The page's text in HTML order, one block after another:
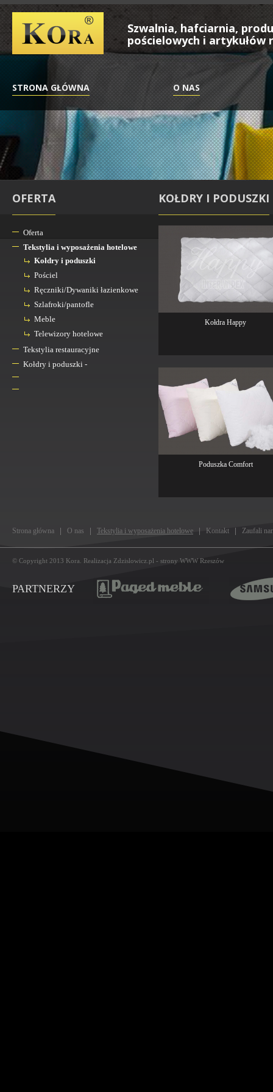
Szwalnia, hafciarnia,
pościelowych i artykułów
STRONA GŁÓWNA O NAS
OFERTA
Oferta
Tekstylia i wyposażenia hotelowe
Kołdry i poduszki
Pościel
Ręczniki/Dywaniki łazienkowe
Szlafroki/pantofle
Meble
Telewizory hotelowe
Tekstylia restauracyjne
Kołdry i poduszki -
KOŁDRY I PODUSZKI
Kołdra Happy
Poduszka Comfort
Strona główna O nas Tekstylia i wyposażenia hotelowe Kontakt Zaufali
© Copyright 2013 Kora . Realizacja Zdzislowicz.pl - strony WWW Rzeszów
PARTNERZY